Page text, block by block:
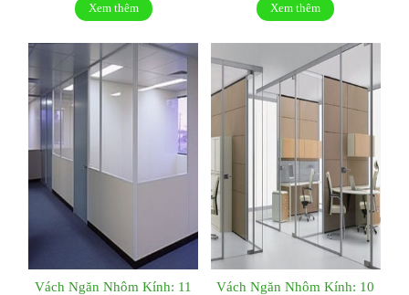
Xem thêm Xem thêm
Vách Ngăn Nhôm Kính: 11 Vách Ngăn Nhôm Kính: 10